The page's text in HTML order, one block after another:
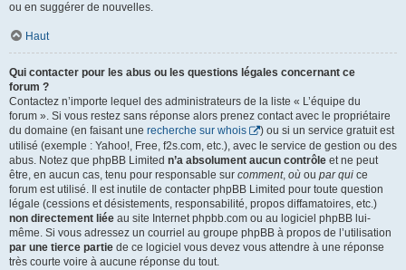
ou en suggérer de nouvelles.
Haut
Qui contacter pour les abus ou les questions légales concernant ce
forum ?
Contactez n’importe lequel des administrateurs de la liste « L’équipe du
forum ». Si vous restez sans réponse alors prenez contact avec le propriétaire
du domaine (en faisant une recherche sur whois
) ou si un service gratuit est
utilisé (exemple : Yahoo!, Free, f2s.com, etc.), avec le service de gestion ou des
abus. Notez que phpBB Limited n’a absolument aucun contrôle et ne peut
être, en aucun cas, tenu pour responsable sur comment, où ou par qui ce
forum est utilisé. Il est inutile de contacter phpBB Limited pour toute question
légale (cessions et désistements, responsabilité, propos diffamatoires, etc.)
non directement liée au site Internet phpbb.com ou au logiciel phpBB lui-
même. Si vous adressez un courriel au groupe phpBB à propos de l’utilisation
par une tierce partie de ce logiciel vous devez vous attendre à une réponse
très courte voire à aucune réponse du tout.